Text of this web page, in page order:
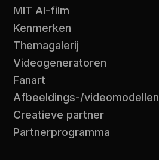
MIT AI-film
Kenmerken
Themagalerij
Videogeneratoren
Fanart
Afbeeldings-/videomodellen
Creatieve partner
Partnerprogramma